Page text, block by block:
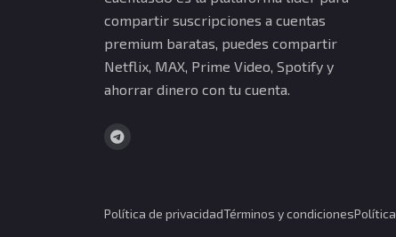
compartir suscripciones a cuentas
premium baratas, puedes compartir
Netflix, MAX, Prime Video, Spotify y
ahorrar dinero con tu cuenta.
Política de privacidadTérminos y condiciones